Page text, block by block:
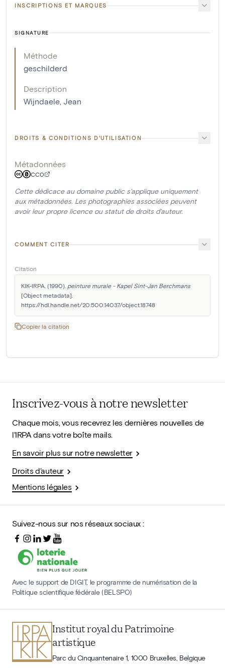
INSCRIPTIONS ET MARQUES
SIGNATURE
Méthode
geschilderd
Description
Wijndaele, Jean
DROITS & CONDITIONS D'UTILISATION
Métadonnées
CC0
Cette dédicace au domaine public s'applique uniquement
aux métadonnées. Les photographies associées peuvent
avoir leur propre licence ou statut de droits d'auteur.
COMMENT CITER
Citation
KIK-IRPA. (1990). peinture murale - Kapel Sint-Jan Berchmans
[Object metadata].
https://hdl.handle.net/20.500.14037/object.18748
Copier la citation
Inscrivez-vous à notre newsletter
Chaque mois, vous recevrez les dernières nouvelles de
l'IRPA dans votre boîte mails.
En savoir plus sur notre newsletter
Droits d'auteur
Mentions légales
Suivez-nous sur nos réseaux sociaux :
Avec le support de DIGIT, le programme de numérisation de la
Politique scientifique fédérale (BELSPO)
Institut royal du Patrimoine
artistique
Parc du Cinquantenaire 1, 1000 Bruxelles, Belgique